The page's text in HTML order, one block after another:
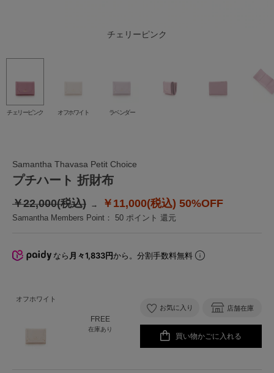
チェリーピンク
オフホワイト
ラベンダー
チェリーピンク オフホワイト ラベンダー
Samantha Thavasa Petit Choice
プチハート 折財布
￥22,000(税込) ￥11,000(税込) 50%OFF
Samantha Members Point： 50 ポイント 還元
なら 月々1,833円から。分割手数料無料
オフホワイト
FREE
在庫あり
お気に入り 店舗在庫
買い物かごに入れる